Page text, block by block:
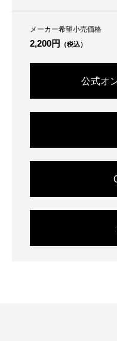
メーカー希望小売価格
2,200円 （税込）
公式オ